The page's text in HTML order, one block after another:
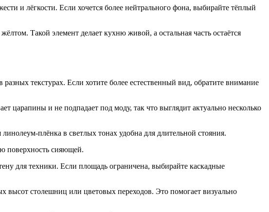
и лёгкости. Если хочется более нейтрального фона, выбирайте тёплый
Такой элемент делает кухню живой, а остальная часть остаётся
текстурах. Если хотите более естественный вид, обратите внимание
царапины и не подпадает под моду, так что выглядит актуально несколько
в светлых тонах удобна для длительной стояния.
поверхность сияющей.
для техники. Если площадь ограничена, выбирайте каскадные
столешниц или цветовых переходов. Это помогает визуально